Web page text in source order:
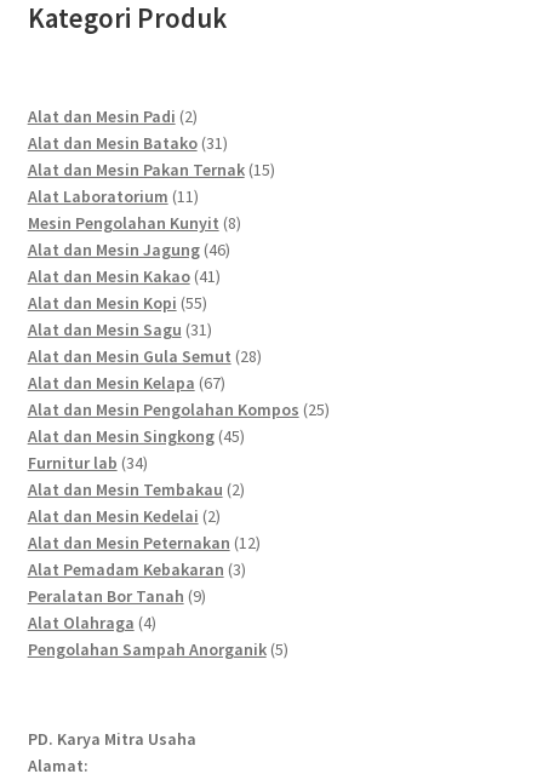
Kategori Produk
Alat dan Mesin Padi 22
products
Alat dan Mesin Batako 3131
products
Alat dan Mesin Pakan Ternak 1515
Alat Laboratorium 1111
products
Mesin Pengolahan Kunyit 88
Alat dan Mesin Jagung 4646
Alat dan Mesin Kakao 4141
Alat dan Mesin Kopi 5555
products
Alat dan Mesin Sagu 3131
products
Alat dan Mesin Gula Semut 2828
Alat dan Mesin Kelapa 6767
products
Alat dan Mesin Pengolahan Kompos 2525
Alat dan Mesin Singkong 4545
Furnitur lab 3434
products
Alat dan Mesin Tembakau 22
Alat dan Mesin Kedelai 22
products
Alat dan Mesin Peternakan 1212
Alat Pemadam Kebakaran 33
Peralatan Bor Tanah 99
Alat Olahraga 44
products
Pengolahan Sampah Anorganik 55
PD. Karya Mitra Usaha
Alamat: